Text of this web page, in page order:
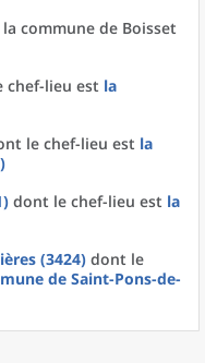
commune de Boisset
chef-lieu est la
le chef-lieu est la
dont le chef-lieu est la
(3424) dont le
de Saint-Pons-de-